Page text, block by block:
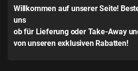
Willkommen auf unserer Seite!
uns
ob für Lieferung oder Take-Away
von unseren exklusiven Rabatten!